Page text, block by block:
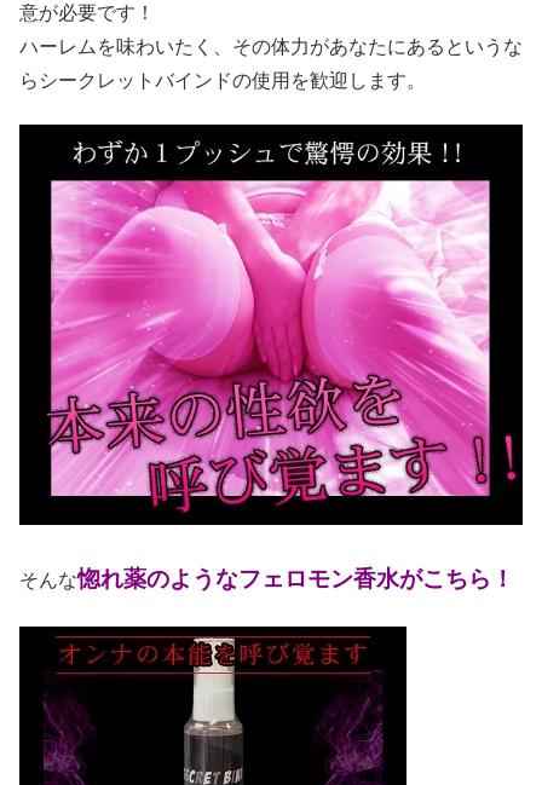
意が必要です！
ハーレムを味わいたく、その体力があなたにあるというな
らシークレットバインドの使用を歓迎します。
そんな惚れ薬のようなフェロモン香水がこちら！